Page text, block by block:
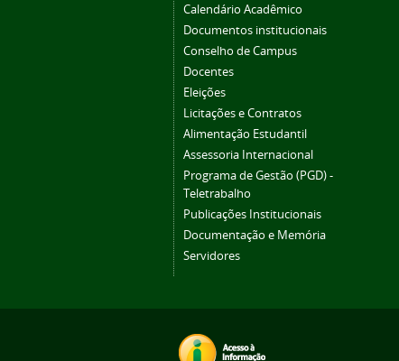
Calendário Acadêmico
Documentos institucionais
Conselho de Campus
Docentes
Eleições
Licitações e Contratos
Alimentação Estudantil
Assessoria Internacional
Programa de Gestão (PGD) -
Teletrabalho
Publicações Institucionais
Documentação e Memória
Servidores